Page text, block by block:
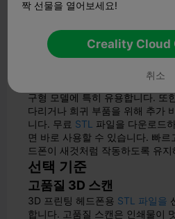
용을 절감할 수 있습니다.
손쉬운 부품 수리 및 교체
헤드폰이 고장 나서 교체 부품을
요? 3D 프린팅을 사용하면 금방
헤드밴드, 힌지 등 특정 부품을 인
벽하게 맞도록 제작할 수 있습니
구형 모델에 특히 유용합니다. 또
다리거나 희귀 부품을 위해 추가
니다. 무료 STL 파일을 다운로드
면 바로 사용할 수 있습니다. 빠르
드폰이 새것처럼 작동하도록 유지
선택 기준
고품질 3D 스캔
3D 프린팅 헤드폰용 STL 파일을
합니다. 고품질 스캔은 인쇄물이
짝 선물을 열어보세요!
Creality Cloud
취소